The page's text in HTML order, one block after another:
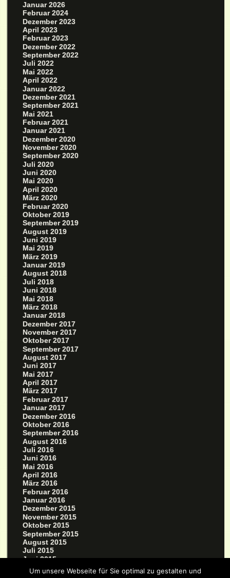
Januar 2026
Februar 2024
Dezember 2023
April 2023
Februar 2023
Dezember 2022
September 2022
Juli 2022
Mai 2022
April 2022
Januar 2022
Dezember 2021
September 2021
Mai 2021
Februar 2021
Januar 2021
Dezember 2020
November 2020
September 2020
Juli 2020
Juni 2020
Mai 2020
April 2020
März 2020
Februar 2020
Oktober 2019
September 2019
August 2019
Juni 2019
Mai 2019
März 2019
Januar 2019
August 2018
Juli 2018
Juni 2018
Mai 2018
März 2018
Januar 2018
Dezember 2017
November 2017
Oktober 2017
September 2017
August 2017
Juni 2017
Mai 2017
April 2017
März 2017
Februar 2017
Januar 2017
Dezember 2016
Oktober 2016
September 2016
August 2016
Juli 2016
Juni 2016
Mai 2016
April 2016
März 2016
Februar 2016
Januar 2016
Dezember 2015
November 2015
Oktober 2015
September 2015
August 2015
Juli 2015
Juni 2015
Mai 2015
März 2015
Um unsere Webseite für Sie optimal zu gestalten und